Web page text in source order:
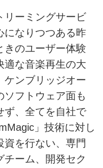
リーミングサービ
になりつつある昨
きのユーザー体験
適な音楽再生の大
ケンブリッジオー
ソフトウェア面も
ず、全てを自社で
」技術に対し
資を行ない、専門
チーム、開発セク